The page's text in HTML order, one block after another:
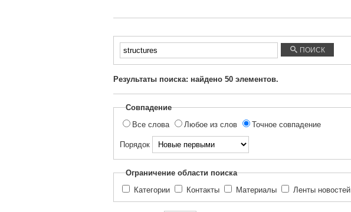
Введите
текст
поиска...
ПОИСК
Результаты поиска: найдено 50 элементов.
Совпадение
Все слова
Любое из слов Точное совпадение
Порядок
Ограничение области поиска
Категории
Контакты Материалы Ленты новостей